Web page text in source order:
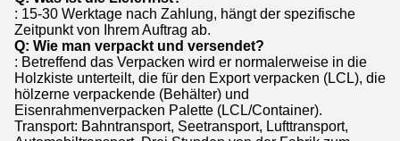
: 15-30 Werktage nach Zahlung, hängt der spezifische
Zeitpunkt von Ihrem Auftrag ab.
Q: Wie man verpackt und versendet?
: Betreffend das Verpacken wird er normalerweise in die
Holzkiste unterteilt, die für den Export verpacken (LCL), die
hölzerne verpackende (Behälter) und
Eisenrahmenverpacken Palette (LCL/Container).
Transport: Bahntransport, Seetransport, Lufttransport,